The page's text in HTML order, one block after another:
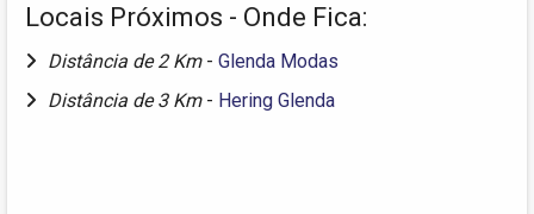
Locais Próximos - Onde Fica:
Distância de 2 Km - Glenda Modas
Distância de 3 Km - Hering Glenda